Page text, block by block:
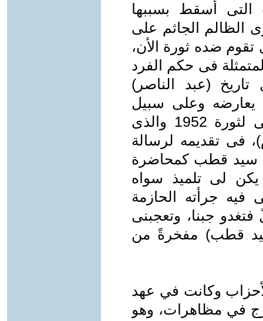
التى أسقط بسببها
السورى الظالم الجاثم على
ضده ثورة الأن،
فى حكم الفرد
(عبد الناصر)
يعارضه وعلى سبيل
المثال: (سيد قطب) المفكر الحقيقى لثورة 1952 والذى
فى تقديمه لرسالة
سيد قطب كمحاضرة
لى تلميذ سواه
فيه جرأته الحازمة
جبنا، وتعجبنى
قطب) مفخرةً من
وكانت في عهد
في مظاهرات، وهو